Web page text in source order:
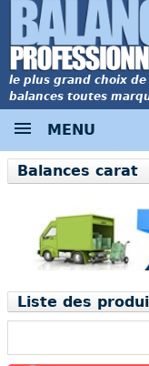
le plus grand choix de
balances toutes
MENU
Balances carat
Liste des